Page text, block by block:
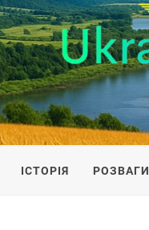
ІСТОРІЯ РОЗВАГИ